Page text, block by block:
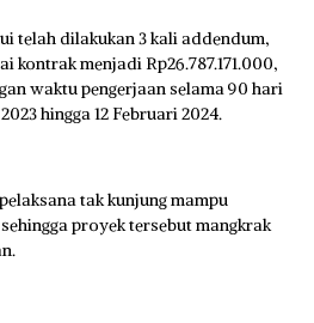
telah dilakukan 3 kali addendum,
kontrak menjadi Rp26.787.171.000,
waktu pengerjaan selama 90 hari
hingga 12 Februari 2024.
tak kunjung mampu
proyek tersebut mangkrak